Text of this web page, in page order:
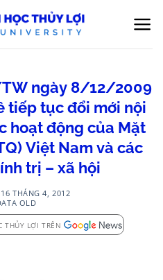
ngày 8/12/2009
tiếp tục đổi mới nội
hoạt động của Mặt
Việt Nam và các
trị – xã hội
16 THÁNG 4, 2012
OLD
THỦY LỢI TRÊN